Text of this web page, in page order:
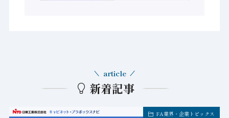
新着記事
article
FA業界・企業トピックス